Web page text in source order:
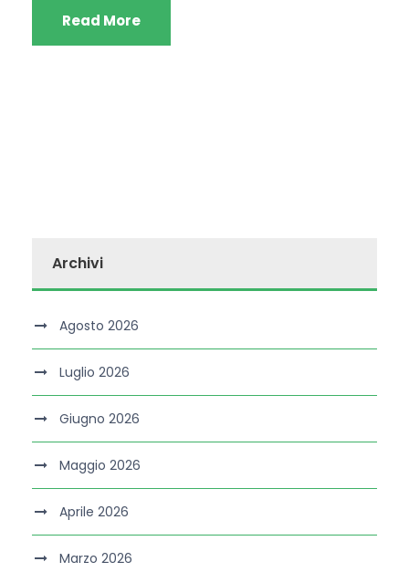
Read More
Archivi
Agosto 2026
Luglio 2026
Giugno 2026
Maggio 2026
Aprile 2026
Marzo 2026